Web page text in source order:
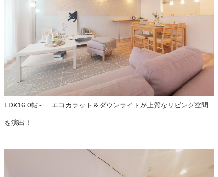
LDK16.0帖～ エコカラット＆ダウンライトが上質なリビング空間
を演出！